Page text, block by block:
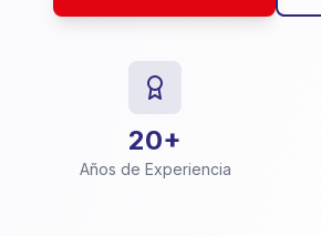
20+
Años de Experiencia